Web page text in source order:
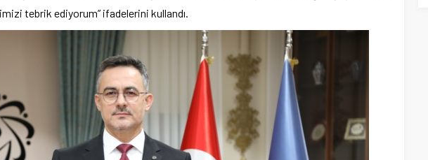
tebrik ediyorum” ifadelerini kullandı.